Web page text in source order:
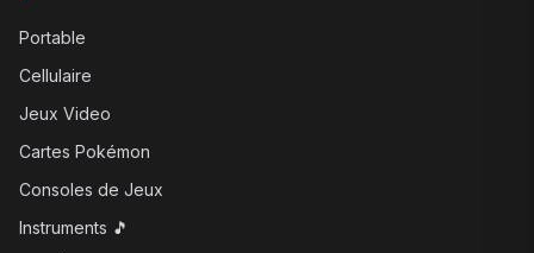
Portable
Cellulaire
Jeux Video
Cartes Pokémon
Consoles de Jeux
Instruments 🎵